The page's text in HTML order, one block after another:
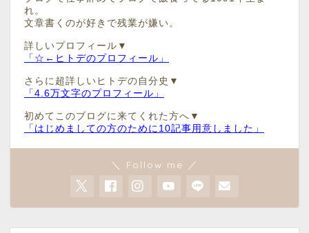
れ。
文章書くのが好きで残業が嫌い。
詳しいプロフィール▼
「☆←ヒトデのプロフィール」
さらに超詳しいヒトデの自分史▼
「4.6万文字のプロフィール」
初めてこのブログに来てくれた方へ▼
「はじめましての方のために10記事用意しました」
＼ Follow me ／